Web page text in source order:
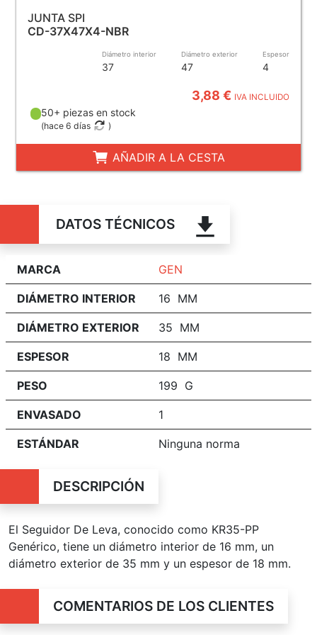
JUNTA SPI
CD-37X47X4-NBR
Diámetro interior
37
Diámetro exterior
47
Espesor
4
3,88 € IVA INCLUIDO
50+ piezas en stock
(hace 6 días )
AÑADIR A LA CESTA
DATOS TÉCNICOS
MARCA GEN
DIÁMETRO INTERIOR 16 MM
DIÁMETRO EXTERIOR 35 MM
ESPESOR 18 MM
PESO 199 G
ENVASADO 1
ESTÁNDAR Ninguna norma
DESCRIPCIÓN
El Seguidor De Leva, conocido como KR35-PP
Genérico, tiene un diámetro interior de 16 mm, un
diámetro exterior de 35 mm y un espesor de 18 mm.
COMENTARIOS DE LOS CLIENTES